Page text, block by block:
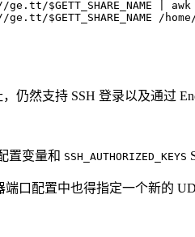
仍然支持 SSH 登录以及通过
置变量和 SSH_AUTHORIZED_KEYS
口配置中也得指定一个新的